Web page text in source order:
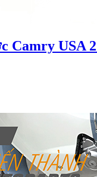
Camry USA